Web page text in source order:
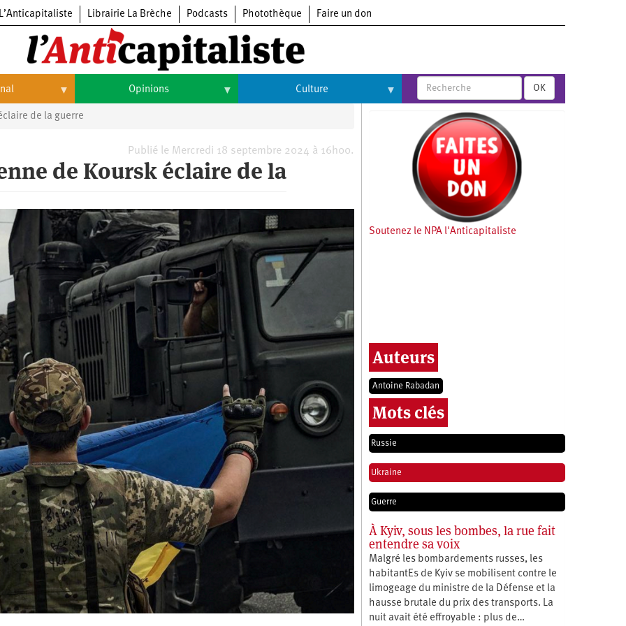
L’Anticapitaliste Librairie La Brèche Podcasts Photothèque Faire un don
Opinions Culture
Arts
Cinéma
Expositions
Livres
Musique
OK
de la guerre
Publié le Mercredi 18 septembre 2024 à 16h00.
de Koursk éclaire de la
Soutenez le NPA l'Anticapitaliste
Auteurs
Antoine Rabadan
Mots clés
Russie
Ukraine
Guerre
À Kyiv, sous les bombes, la rue fait
entendre sa voix
Malgré les bombardements russes, les
habitantEs de Kyiv se mobilisent contre le
limogeage du ministre de la Défense et la
hausse brutale du prix des transports. La
nuit avait été effroyable : plus de…